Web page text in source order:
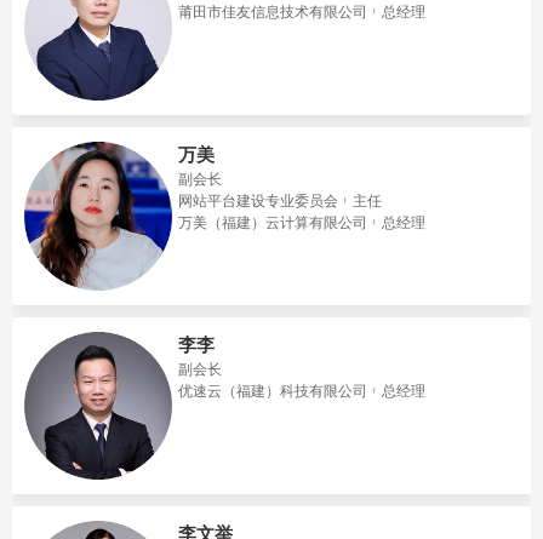
莆田市佳友信息技术有限公司
总经理
万美
副会长
网站平台建设专业委员会
主任
万美（福建）云计算有限公司
总经理
李李
副会长
优速云（福建）科技有限公司
总经理
李文举